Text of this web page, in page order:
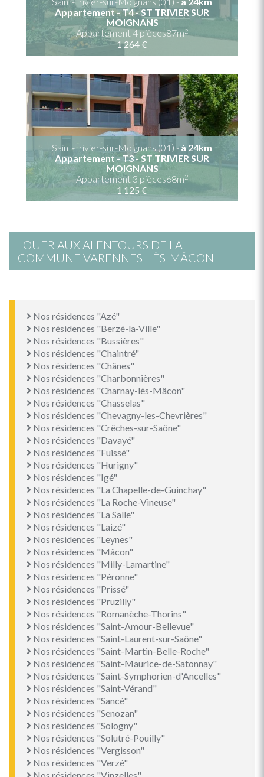
Appartement - T4 - ST TRIVIER SUR
MOIGNANS
Appartement 4 pièces87m2
1 264 €
Saint-Trivier-sur-Moignans (01) - à 24km
Appartement - T3 - ST TRIVIER SUR
MOIGNANS
Appartement 3 pièces68m2
1 125 €
LOUER AUX ALENTOURS DE LA
COMMUNE VARENNES-LÈS-MÂCON
Nos résidences "Azé"
Nos résidences "Berzé-la-Ville"
Nos résidences "Bussières"
Nos résidences "Chaintré"
Nos résidences "Chânes"
Nos résidences "Charbonnières"
Nos résidences "Charnay-lès-Mâcon"
Nos résidences "Chasselas"
Nos résidences "Chevagny-les-Chevrières"
Nos résidences "Crêches-sur-Saône"
Nos résidences "Davayé"
Nos résidences "Fuissé"
Nos résidences "Hurigny"
Nos résidences "Igé"
Nos résidences "La Chapelle-de-Guinchay"
Nos résidences "La Roche-Vineuse"
Nos résidences "La Salle"
Nos résidences "Laizé"
Nos résidences "Leynes"
Nos résidences "Mâcon"
Nos résidences "Milly-Lamartine"
Nos résidences "Péronne"
Nos résidences "Prissé"
Nos résidences "Pruzilly"
Nos résidences "Romanèche-Thorins"
Nos résidences "Saint-Amour-Bellevue"
Nos résidences "Saint-Laurent-sur-Saône"
Nos résidences "Saint-Martin-Belle-Roche"
Nos résidences "Saint-Maurice-de-Satonnay"
Nos résidences "Saint-Symphorien-d'Ancelles"
Nos résidences "Saint-Vérand"
Nos résidences "Sancé"
Nos résidences "Senozan"
Nos résidences "Sologny"
Nos résidences "Solutré-Pouilly"
Nos résidences "Vergisson"
Nos résidences "Verzé"